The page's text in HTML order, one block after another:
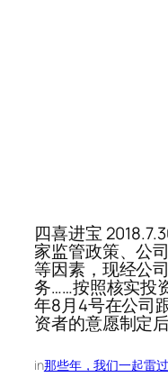
四喜进宝
家监管政策、公
等因素，现经公
务……按照核实投
年8月4号在公司
资者的意愿制定
in那些年，我们一起雷